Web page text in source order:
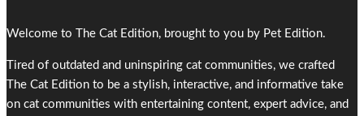
Welcome to The Cat Edition, brought to you by Pet Edition.
Tired of outdated and uninspiring cat communities, we crafted
The Cat Edition to be a stylish, interactive, and informative take
on cat communities with entertaining content, expert advice, and